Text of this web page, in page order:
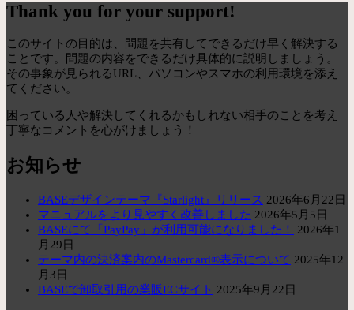
Thank you for your support!
このサイトの目的は、問題を共有してできるだけ早く解決する
ことです。問題の内容をできるだけ具体的に説明しましょう。
その事象が見られるURL、パソコンやスマホの利用環境を添え
てください。
困っている人や解決してくれるかもしれない相手のことを考え
丁寧なコメントを心がけましょう！
お知らせ
BASEデザインテーマ『Starlight』リリース 2026年6月22日
マニュアルをより見やすく改善しました 2026年5月5日
BASEにて「PayPay」が利用可能になりました！
2026年1
月29日
テーマ内の決済案内のMastercard®表示について 2025年12
月3日
BASEで卸取引用の業販ECサイト 2025年9月22日